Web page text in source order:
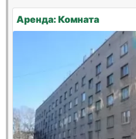
Аренда: Комната